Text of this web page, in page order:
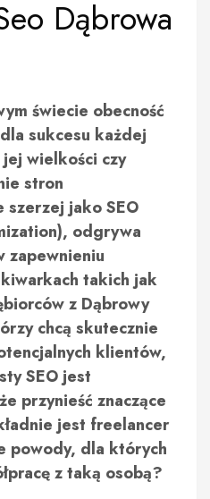
Dąbrowa
świecie obecność
sukcesu każdej
wielkości czy
stron
szerzej jako SEO
odgrywa
zapewnieniu
takich jak
z Dąbrowy
chcą skutecznie
klientów,
SEO jest
przynieść znaczące
jest freelancer
powody, dla których
z taką osobą?